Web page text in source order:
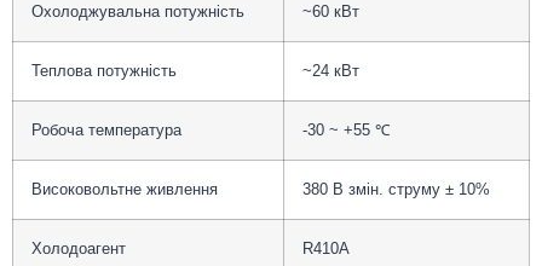
Охолоджувальна потужність ~60 кВт
Теплова потужність ~24 кВт
Робоча температура -30 ~ +55 ℃
Високовольтне живлення 380 В змін. струму ± 10%
Холодоагент R410A